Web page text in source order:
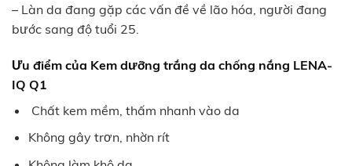
– Làn da đang gặp các vấn đề về lão hóa, người đang
bước sang độ tuổi 25.
Ưu điểm của Kem dưỡng trắng da chống nắng LENA-
IQ Q1
Chất kem mềm, thấm nhanh vào da
Không gây trơn, nhờn rít